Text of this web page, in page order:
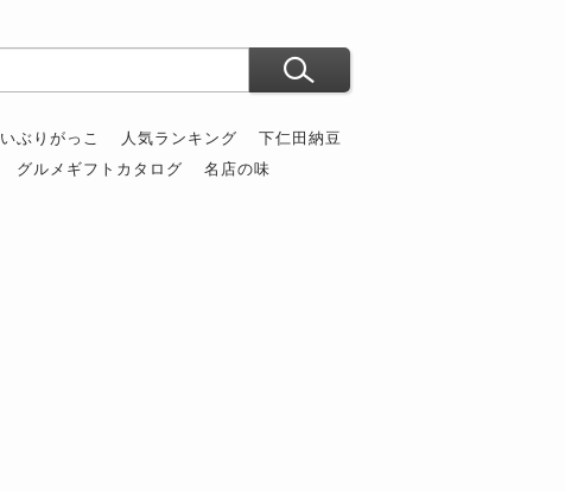
いぶりがっこ 人気ランキング
下仁田納豆
グルメギフトカタログ 名店の味